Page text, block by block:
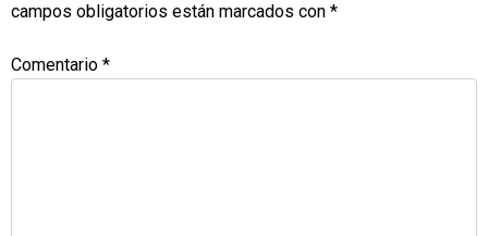
campos obligatorios están marcados con *
Comentario *